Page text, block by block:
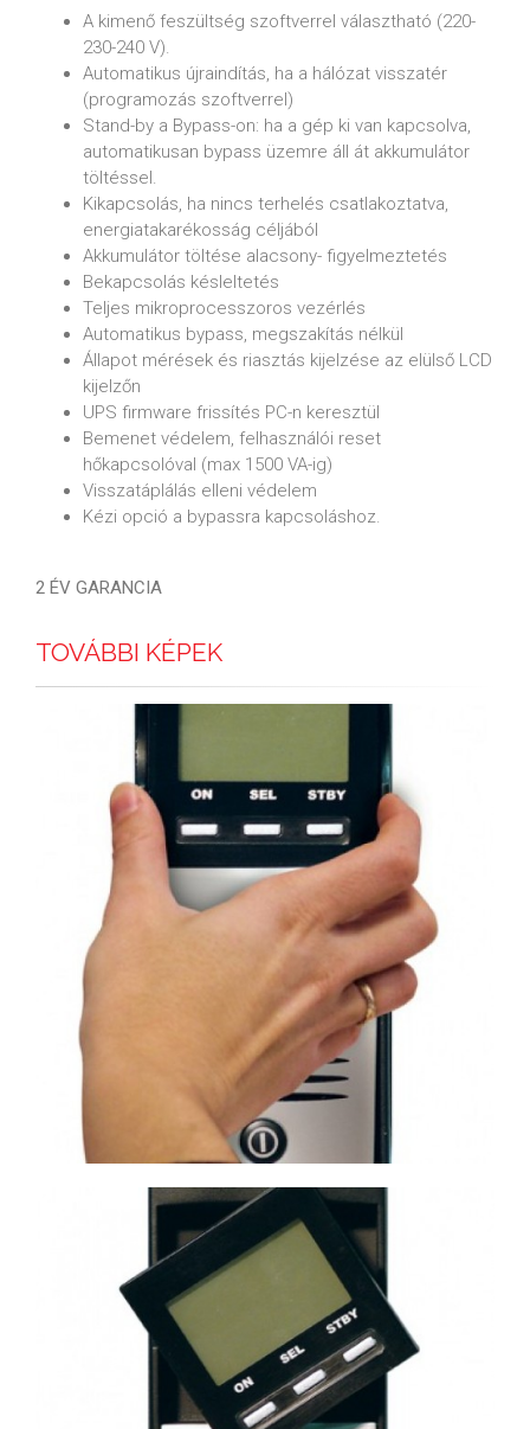
A kimenő feszültség szoftverrel választható (220-
230-240 V).
Automatikus újraindítás, ha a hálózat visszatér
(programozás szoftverrel)
Stand-by a Bypass-on: ha a gép ki van kapcsolva,
automatikusan bypass üzemre áll át akkumulátor
töltéssel.
Kikapcsolás, ha nincs terhelés csatlakoztatva,
energiatakarékosság céljából
Akkumulátor töltése alacsony- figyelmeztetés
Bekapcsolás késleltetés
Teljes mikroprocesszoros vezérlés
Automatikus bypass, megszakítás nélkül
Állapot mérések és riasztás kijelzése az elülső LCD
kijelzőn
UPS firmware frissítés PC-n keresztül
Bemenet védelem, felhasználói reset
hőkapcsolóval (max 1500 VA-ig)
Visszatáplálás elleni védelem
Kézi opció a bypassra kapcsoláshoz.
2 ÉV GARANCIA
TOVÁBBI KÉPEK